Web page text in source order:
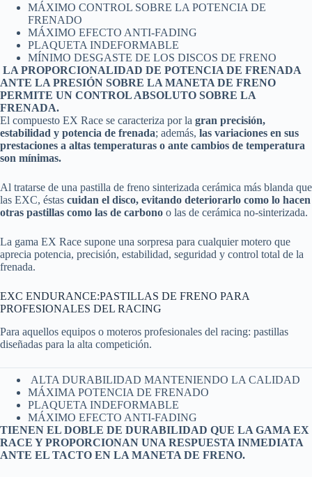
MÁXIMO CONTROL SOBRE LA POTENCIA DE
FRENADO
MÁXIMO EFECTO ANTI-FADING
PLAQUETA INDEFORMABLE
MÍNIMO DESGASTE DE LOS DISCOS DE FRENO
LA PROPORCIONALIDAD DE POTENCIA DE FRENADA
ANTE LA PRESIÓN SOBRE LA MANETA DE FRENO
PERMITE UN CONTROL ABSOLUTO SOBRE LA
FRENADA.
El compuesto EX Race se caracteriza por la gran precisión,
estabilidad y potencia de frenada; además, las variaciones en sus
prestaciones a altas temperaturas o ante cambios de temperatura
son mínimas.
Al tratarse de una pastilla de freno sinterizada cerámica más blanda que
las EXC, éstas cuidan el disco, evitando deteriorarlo como lo hacen
otras pastillas como las de carbono o las de cerámica no-sinterizada.
La gama EX Race supone una sorpresa para cualquier motero que
aprecia potencia, precisión, estabilidad, seguridad y control total de la
frenada.
EXC ENDURANCE:PASTILLAS DE FRENO PARA
PROFESIONALES DEL RACING
Para aquellos equipos o moteros profesionales del racing: pastillas
diseñadas para la alta competición.
ALTA DURABILIDAD MANTENIENDO LA CALIDAD
MÁXIMA POTENCIA DE FRENADO
PLAQUETA INDEFORMABLE
MÁXIMO EFECTO ANTI-FADING
TIENEN EL DOBLE DE DURABILIDAD QUE LA GAMA EX
RACE Y PROPORCIONAN UNA RESPUESTA INMEDIATA
ANTE EL TACTO EN LA MANETA DE FRENO.